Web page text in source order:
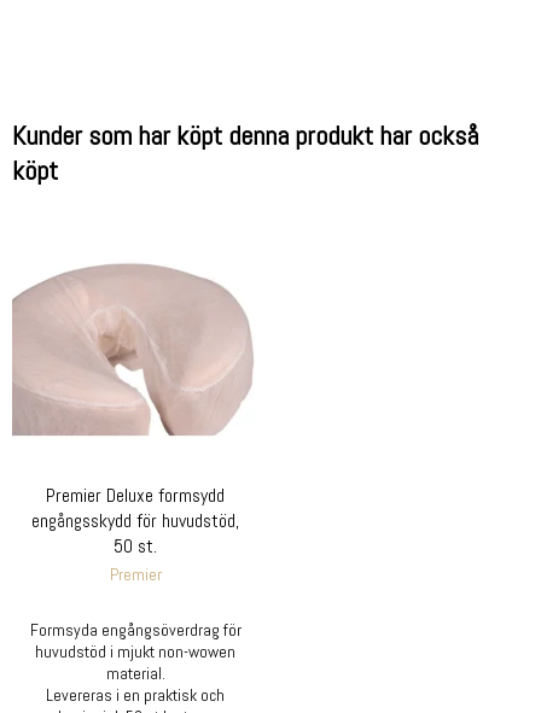
Kunder som har köpt denna produkt har också
köpt
Premier Deluxe formsydd
engångsskydd för huvudstöd,
50 st.
Premier
Formsyda engångsöverdrag för
huvudstöd i mjukt non-wowen
material.
Levereras i en praktisk och